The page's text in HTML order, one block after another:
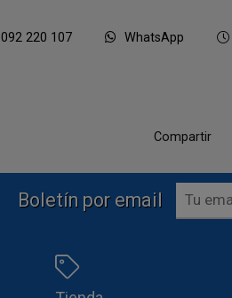
092 220 107 WhatsApp
Compartir
Boletín por email